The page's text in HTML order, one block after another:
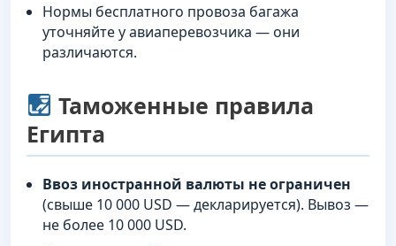
Нормы бесплатного провоза багажа
уточняйте у авиаперевозчика — они
различаются.
Таможенные правила
Египта
Ввоз иностранной валюты не ограничен
(свыше 10 000 USD — декларируется). Вывоз —
не более 10 000 USD.